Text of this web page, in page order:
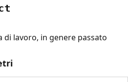
lavoro, in genere passato